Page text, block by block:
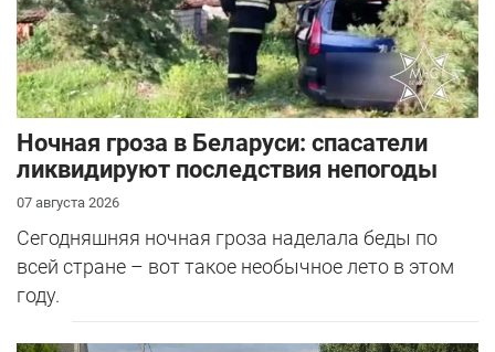
Ночная гроза в Беларуси: спасатели
ликвидируют последствия непогоды
07 августа 2026
Сегодняшняя ночная гроза наделала беды по
всей стране – вот такое необычное лето в этом
году.